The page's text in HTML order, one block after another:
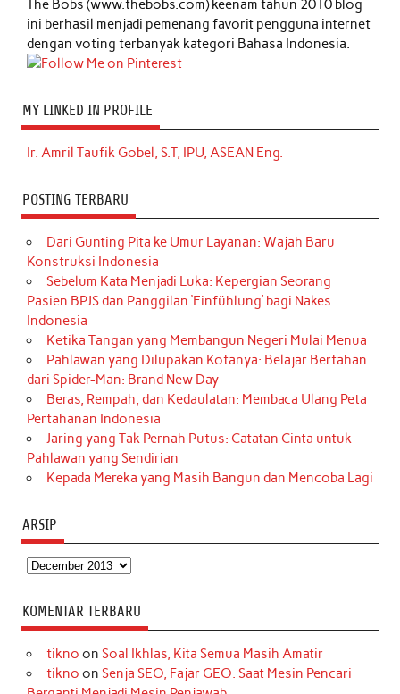
The Bobs (www.thebobs.com) keenam tahun 2010 blog
ini berhasil menjadi pemenang favorit pengguna internet
dengan voting terbanyak kategori Bahasa Indonesia.
MY LINKED IN PROFILE
Ir. Amril Taufik Gobel, S.T, IPU, ASEAN Eng.
POSTING TERBARU
Dari Gunting Pita ke Umur Layanan: Wajah Baru
Konstruksi Indonesia
Sebelum Kata Menjadi Luka: Kepergian Seorang
Pasien BPJS dan Panggilan ‘Einfühlung’ bagi Nakes
Indonesia
Ketika Tangan yang Membangun Negeri Mulai Menua
Pahlawan yang Dilupakan Kotanya: Belajar Bertahan
dari Spider-Man: Brand New Day
Beras, Rempah, dan Kedaulatan: Membaca Ulang Peta
Pertahanan Indonesia
Jaring yang Tak Pernah Putus: Catatan Cinta untuk
Pahlawan yang Sendirian
Kepada Mereka yang Masih Bangun dan Mencoba Lagi
ARSIP
Arsip
KOMENTAR TERBARU
tikno on Soal Ikhlas, Kita Semua Masih Amatir
tikno on Senja SEO, Fajar GEO: Saat Mesin Pencari